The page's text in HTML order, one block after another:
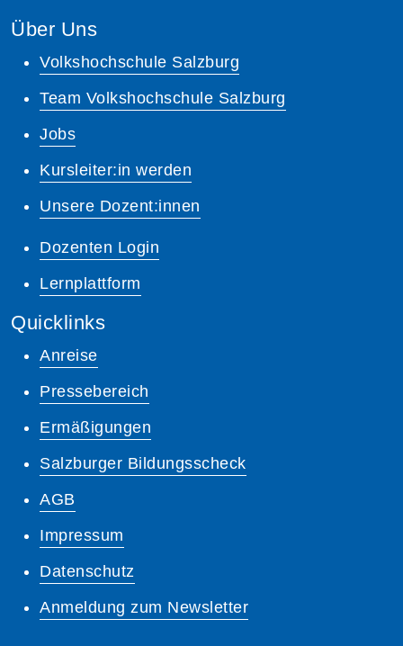
Über Uns
Volkshochschule Salzburg
Team Volkshochschule Salzburg
Jobs
Kursleiter:in werden
Unsere Dozent:innen
Dozenten Login
Lernplattform
Quicklinks
Anreise
Pressebereich
Ermäßigungen
Salzburger Bildungsscheck
AGB
Impressum
Datenschutz
Anmeldung zum Newsletter